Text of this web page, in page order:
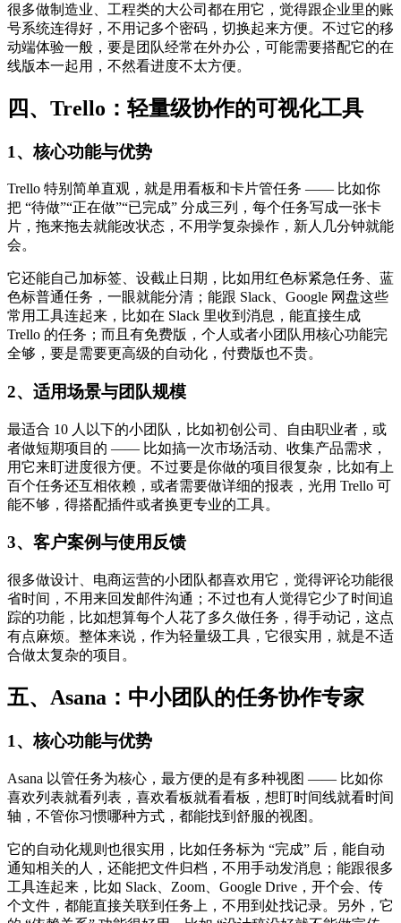
很多做制造业、工程类的大公司都在用它，觉得跟企业里的账
号系统连得好，不用记多个密码，切换起来方便。不过它的移
动端体验一般，要是团队经常在外办公，可能需要搭配它的在
线版本一起用，不然看进度不太方便。
四、Trello：轻量级协作的可视化工具
1、核心功能与优势
Trello 特别简单直观，就是用看板和卡片管任务 —— 比如你
把 “待做”“正在做”“已完成” 分成三列，每个任务写成一张卡
片，拖来拖去就能改状态，不用学复杂操作，新人几分钟就能
会。
它还能自己加标签、设截止日期，比如用红色标紧急任务、蓝
色标普通任务，一眼就能分清；能跟 Slack、Google 网盘这些
常用工具连起来，比如在 Slack 里收到消息，能直接生成
Trello 的任务；而且有免费版，个人或者小团队用核心功能完
全够，要是需要更高级的自动化，付费版也不贵。
2、适用场景与团队规模
最适合 10 人以下的小团队，比如初创公司、自由职业者，或
者做短期项目的 —— 比如搞一次市场活动、收集产品需求，
用它来盯进度很方便。不过要是你做的项目很复杂，比如有上
百个任务还互相依赖，或者需要做详细的报表，光用 Trello 可
能不够，得搭配插件或者换更专业的工具。
3、客户案例与使用反馈
很多做设计、电商运营的小团队都喜欢用它，觉得评论功能很
省时间，不用来回发邮件沟通；不过也有人觉得它少了时间追
踪的功能，比如想算每个人花了多久做任务，得手动记，这点
有点麻烦。整体来说，作为轻量级工具，它很实用，就是不适
合做太复杂的项目。
五、Asana：中小团队的任务协作专家
1、核心功能与优势
Asana 以管任务为核心，最方便的是有多种视图 —— 比如你
喜欢列表就看列表，喜欢看板就看看板，想盯时间线就看时间
轴，不管你习惯哪种方式，都能找到舒服的视图。
它的自动化规则也很实用，比如任务标为 “完成” 后，能自动
通知相关的人，还能把文件归档，不用手动发消息；能跟很多
工具连起来，比如 Slack、Zoom、Google Drive，开个会、传
个文件，都能直接关联到任务上，不用到处找记录。另外，它